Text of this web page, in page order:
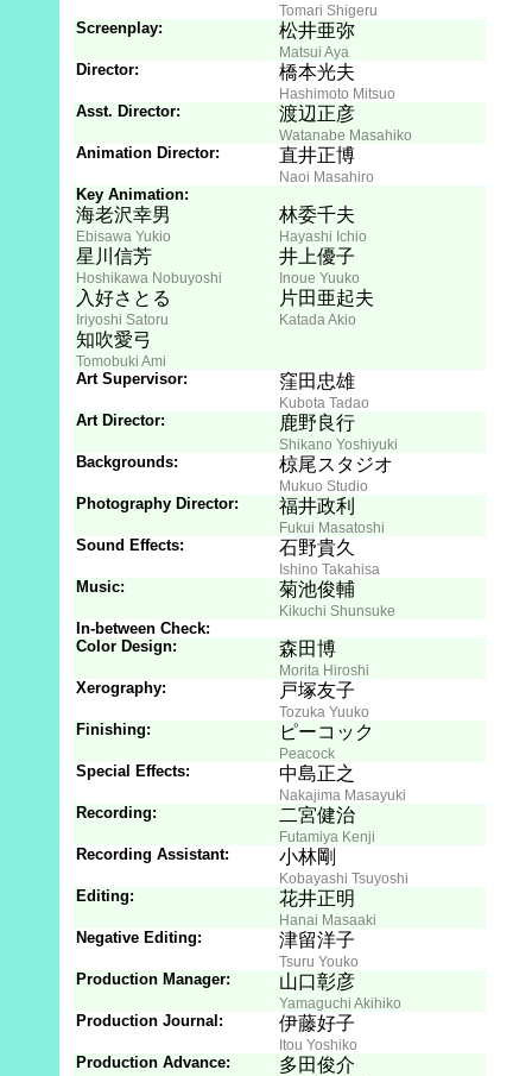
Tomari Shigeru
Screenplay: 松井亜弥
Matsui Aya
Director: 橋本光夫
Hashimoto Mitsuo
Asst. Director: 渡辺正彦
Watanabe Masahiko
Animation Director: 直井正博
Naoi Masahiro
Key Animation:
海老沢幸男
Ebisawa Yukio
星川信芳
Hoshikawa Nobuyoshi
入好さとる
Iriyoshi Satoru
知吹愛弓
Tomobuki Ami
林委千夫
Hayashi Ichio
井上優子
Inoue Yuuko
片田亜起夫
Katada Akio
Art Supervisor: 窪田忠雄
Kubota Tadao
Art Director: 鹿野良行
Shikano Yoshiyuki
Backgrounds: 椋尾スタジオ
Mukuo Studio
Photography Director: 福井政利
Fukui Masatoshi
Sound Effects: 石野貴久
Ishino Takahisa
Music: 菊池俊輔
Kikuchi Shunsuke
In-between Check:
Color Design:
森田博
Morita Hiroshi
Xerography: 戸塚友子
Tozuka Yuuko
Finishing: ピーコック
Peacock
Special Effects: 中島正之
Nakajima Masayuki
Recording: 二宮健治
Futamiya Kenji
Recording Assistant: 小林剛
Kobayashi Tsuyoshi
Editing: 花井正明
Hanai Masaaki
Negative Editing: 津留洋子
Tsuru Youko
Production Manager: 山口彰彦
Yamaguchi Akihiko
Production Journal: 伊藤好子
Itou Yoshiko
Production Advance: 多田俊介